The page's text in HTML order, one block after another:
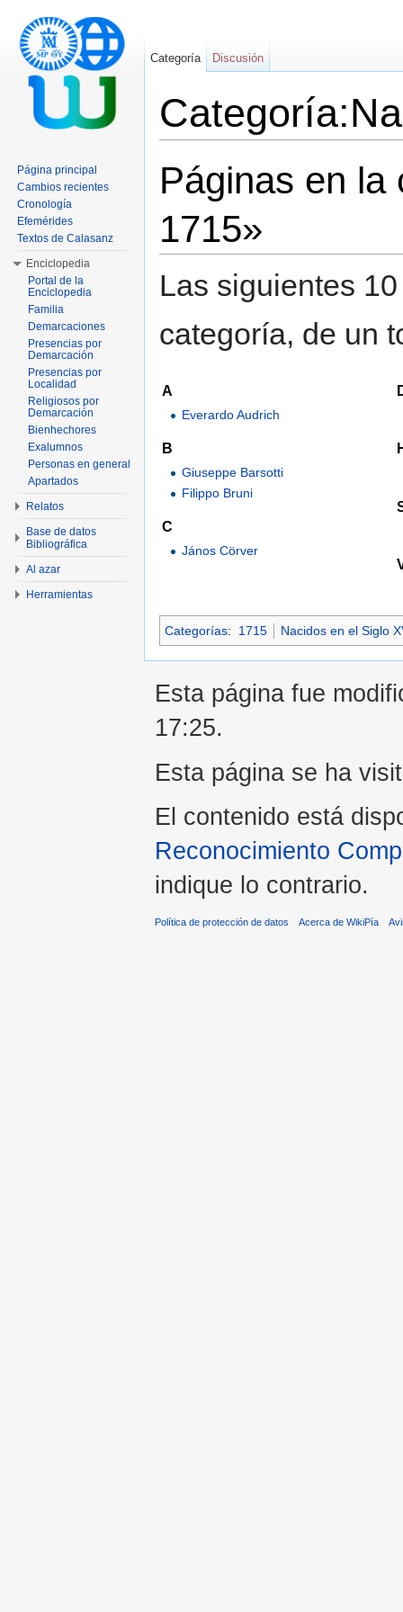
Páginas en la
1715»
Las siguientes
categoría, de un
A
Everardo Audrich
B
Giuseppe Barsotti
Filippo Bruni
C
János Cörver
Categorías: 1715 Nacidos en el Siglo
Categoría Discusión
Página principal
Cambios recientes
Cronología
Efemérides
Textos de Calasanz
Enciclopedia
Portal de la
Enciclopedia
Familia
Demarcaciones
Presencias por
Demarcación
Presencias por
Localidad
Religiosos por
Demarcación
Bienhechores
Exalumnos
Personas en general
Apartados
Relatos
Base de datos
Bibliográfica
Al azar
Herramientas
Esta página fue
17:25.
Esta página se ha
El contenido está
Reconocimiento
indique lo contrario.
Política de protección de datos Acerca de WikiPía